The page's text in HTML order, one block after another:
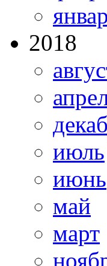
2018
июль
июнь
май
март